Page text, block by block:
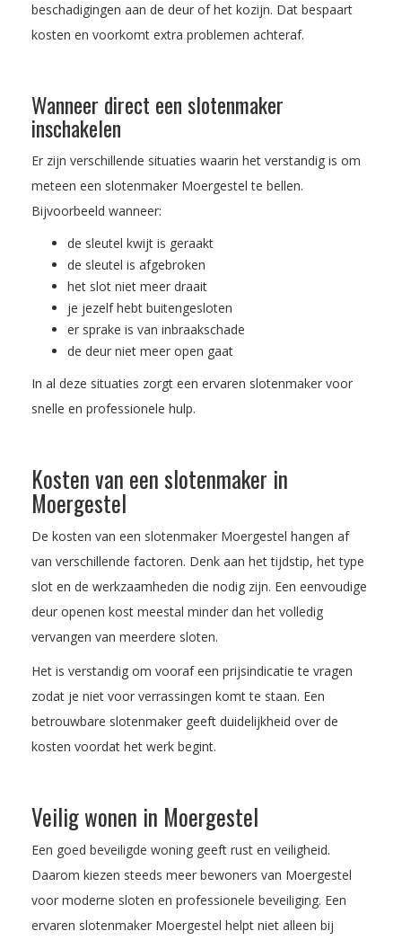
beschadigingen aan de deur of het kozijn. Dat bespaart
kosten en voorkomt extra problemen achteraf.
Wanneer direct een slotenmaker
inschakelen
Er zijn verschillende situaties waarin het verstandig is om
meteen een slotenmaker Moergestel te bellen.
Bijvoorbeeld wanneer:
de sleutel kwijt is geraakt
de sleutel is afgebroken
het slot niet meer draait
je jezelf hebt buitengesloten
er sprake is van inbraakschade
de deur niet meer open gaat
In al deze situaties zorgt een ervaren slotenmaker voor
snelle en professionele hulp.
Kosten van een slotenmaker in
Moergestel
De kosten van een slotenmaker Moergestel hangen af
van verschillende factoren. Denk aan het tijdstip, het type
slot en de werkzaamheden die nodig zijn. Een eenvoudige
deur openen kost meestal minder dan het volledig
vervangen van meerdere sloten.
Het is verstandig om vooraf een prijsindicatie te vragen
zodat je niet voor verrassingen komt te staan. Een
betrouwbare slotenmaker geeft duidelijkheid over de
kosten voordat het werk begint.
Veilig wonen in Moergestel
Een goed beveiligde woning geeft rust en veiligheid.
Daarom kiezen steeds meer bewoners van Moergestel
voor moderne sloten en professionele beveiliging. Een
ervaren slotenmaker Moergestel helpt niet alleen bij